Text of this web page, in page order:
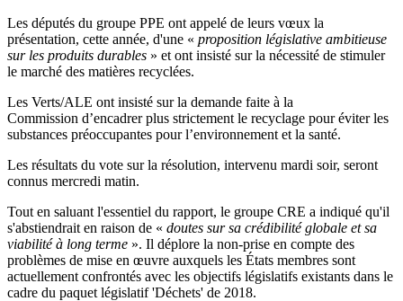
Les députés du groupe PPE ont appelé de leurs vœux la
présentation, cette année, d'une « proposition législative ambitieuse
sur les produits durables » et ont insisté sur la nécessité de stimuler
le marché des matières recyclées.
Les Verts/ALE ont insisté sur la demande faite à la
Commission d’encadrer plus strictement le recyclage pour éviter les
substances préoccupantes pour l’environnement et la santé.
Les résultats du vote sur la résolution, intervenu mardi soir, seront
connus mercredi matin.
Tout en saluant l'essentiel du rapport, le groupe CRE a indiqué qu'il
s'abstiendrait en raison de « doutes sur sa crédibilité globale et sa
viabilité à long terme ». Il déplore la non-prise en compte des
problèmes de mise en œuvre auxquels les États membres sont
actuellement confrontés avec les objectifs législatifs existants dans le
cadre du paquet législatif 'Déchets' de 2018.